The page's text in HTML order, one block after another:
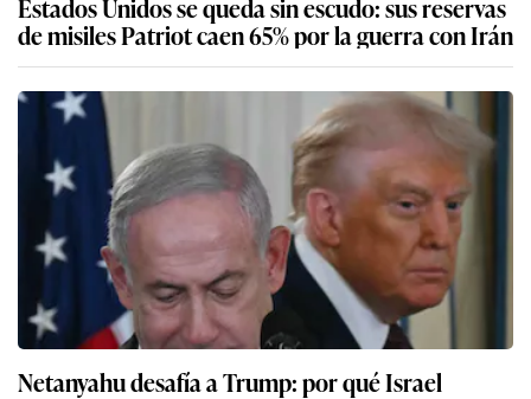
Estados Unidos se queda sin escudo: sus reservas
de misiles Patriot caen 65% por la guerra con Irán
Netanyahu desafía a Trump: por qué Israel